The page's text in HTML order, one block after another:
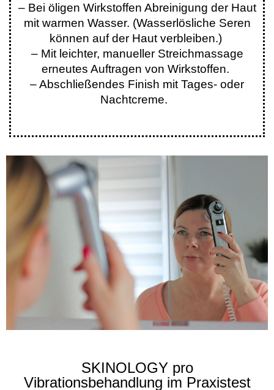
– Bei öligen Wirkstoffen Abreinigung der Haut
mit warmen Wasser. (Wasserlösliche Seren
können auf der Haut verbleiben.)
– Mit leichter, manueller Streichmassage
erneutes Auftragen von Wirkstoffen.
– Abschließendes Finish mit Tages- oder
Nachtcreme.
SKINOLOGY pro
Vibrationsbehandlung im Praxistest